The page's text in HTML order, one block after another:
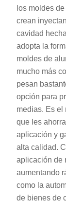
los moldes
crean
cavidad
adopta la
moldes de
mucho más
pesan
opción para
medias. Es el
que les
aplicación y
alta calidad.
aplicación de
aumentando
como la
de bienes de